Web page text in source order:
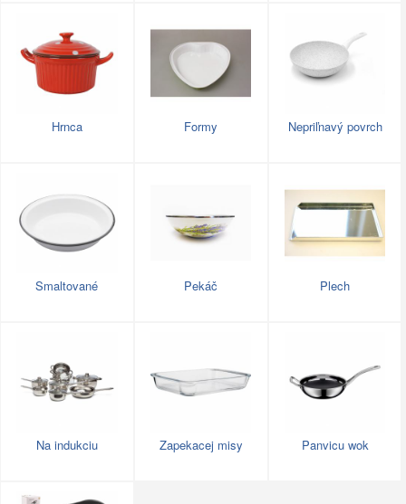
Hrnca Formy Nepriľnavý povrch
Smaltované Pekáč Plech
Na indukciu Zapekacej misy Panvicu wok